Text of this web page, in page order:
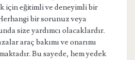
için eğitimli ve deneyimli bir
bir sorunuz veya
size yardımcı olacaklardır.
araç bakımı ve onarımı
Bu sayede, hem yedek